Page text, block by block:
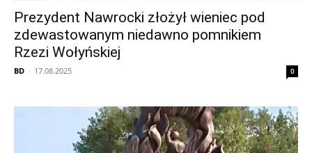
Prezydent Nawrocki złożył wieniec pod
zdewastowanym niedawno pomnikiem
Rzezi Wołyńskiej
BD - 17.08.2025 0